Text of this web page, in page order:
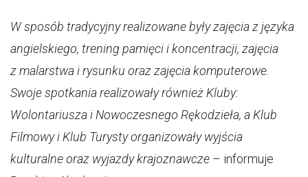
W sposób tradycyjny realizowane były zajęcia z języka
angielskiego, trening pamięci i koncentracji, zajęcia
z malarstwa i rysunku oraz zajęcia komputerowe.
Swoje spotkania realizowały również Kluby:
Wolontariusza i Nowoczesnego Rękodzieła, a Klub
Filmowy i Klub Turysty organizowały wyjścia
kulturalne oraz wyjazdy krajoznawcze – informuje